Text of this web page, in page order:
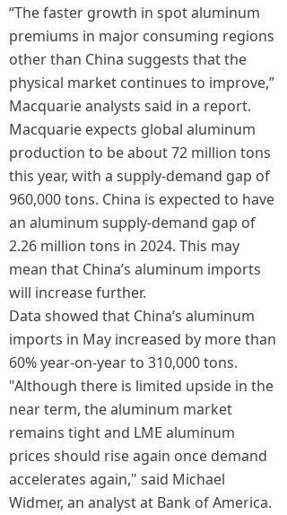
“The faster growth in spot aluminum
premiums in major consuming regions
other than China suggests that the
physical market continues to improve,”
Macquarie analysts said in a report.
Macquarie expects global aluminum
production to be about 72 million tons
this year, with a supply-demand gap of
960,000 tons. China is expected to have
an aluminum supply-demand gap of
2.26 million tons in 2024. This may
mean that China’s aluminum imports
will increase further.
Data showed that China’s aluminum
imports in May increased by more than
60% year-on-year to 310,000 tons.
"Although there is limited upside in the
near term, the aluminum market
remains tight and LME aluminum
prices should rise again once demand
accelerates again," said Michael
Widmer, an analyst at Bank of America.